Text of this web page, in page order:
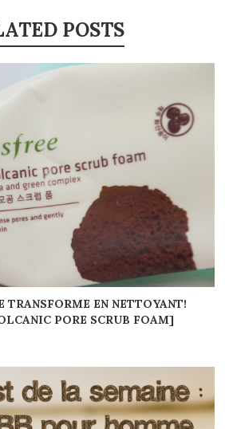
POSTS
TRANSFORME EN NETTOYANT!
PORE SCRUB FOAM]